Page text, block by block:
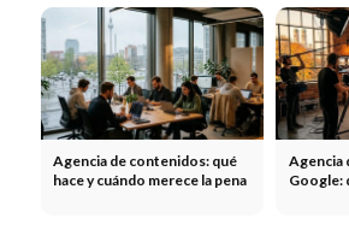
Agencia de contenidos: qué
hace y cuándo merece la pena
Agencia
Google: